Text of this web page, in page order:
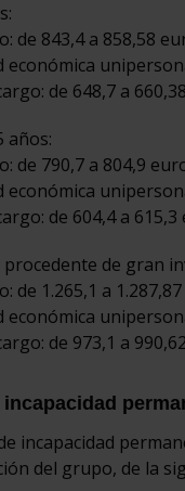
de 843,4 a 858,58
de 648,7 a
años:
de 790,7 a 804,9
de 604,4 a 615,3
de gran
de 1.265,1 a
de 973,1 a
incapacidad
del grupo, de la